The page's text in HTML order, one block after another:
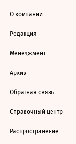
О компании
Редакция
Менеджмент
Архив
Обратная связь
Справочный центр
Распространение